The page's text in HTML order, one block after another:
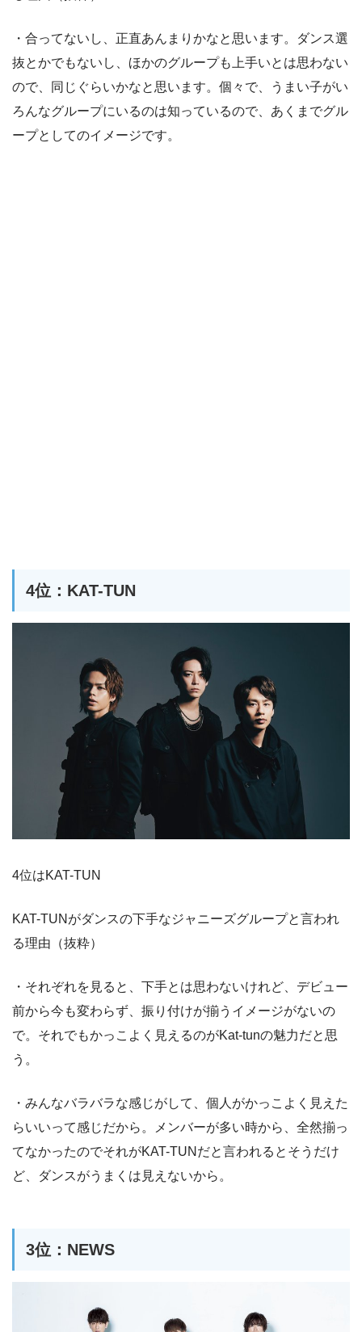
・合ってないし、正直あんまりかなと思います。ダンス選
抜とかでもないし、ほかのグループも上手いとは思わない
ので、同じぐらいかなと思います。個々で、うまい子がい
ろんなグループにいるのは知っているので、あくまでグル
ープとしてのイメージです。
4位：KAT-TUN
4位はKAT-TUN
KAT-TUNがダンスの下手なジャニーズグループと言われ
る理由（抜粋）
・それぞれを見ると、下手とは思わないけれど、デビュー
前から今も変わらず、振り付けが揃うイメージがないの
で。それでもかっこよく見えるのがKat-tunの魅力だと思
う。
・みんなバラバラな感じがして、個人がかっこよく見えた
らいいって感じだから。メンバーが多い時から、全然揃っ
てなかったのでそれがKAT-TUNだと言われるとそうだけ
ど、ダンスがうまくは見えないから。
3位：NEWS